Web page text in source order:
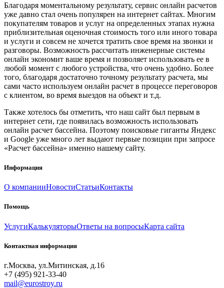
Благодаря моментальному результату, сервис онлайн расчетов
уже давно стал очень популярен на интернет сайтах. Многим
покупателям товаров и услуг на определенных этапах нужна
приблизительная оценочная стоимость того или иного товара
и услуги и совсем не хочется тратить свое время на звонки и
разговоры. Возможность рассчитать инженерные системы
онлайн экономит ваше время и позволяет использовать ее в
любой момент с любого устройства, что очень удобно. Более
того, благодаря достаточно точному результату расчета, мы
сами часто используем онлайн расчет в процессе переговоров
с клиентом, во время выездов на объект и т.д.
Также хотелось бы отметить, что наш сайт был первым в
интернет сети, где появилась возможность использовать
онлайн расчет бассейна. Поэтому поисковые гиганты Яндекс
и Google уже много лет выдают первые позиции при запросе
«Расчет бассейна» именно нашему сайту.
Информация
О компанииНовостиСтатьиКонтакты
Помощь
УслугиКалькуляторыОтветы на вопросыКарта сайта
Контактная информация
г.Москва, ул.Митинская, д.16
+7 (495) 921-33-40
mail@eurostroy.ru